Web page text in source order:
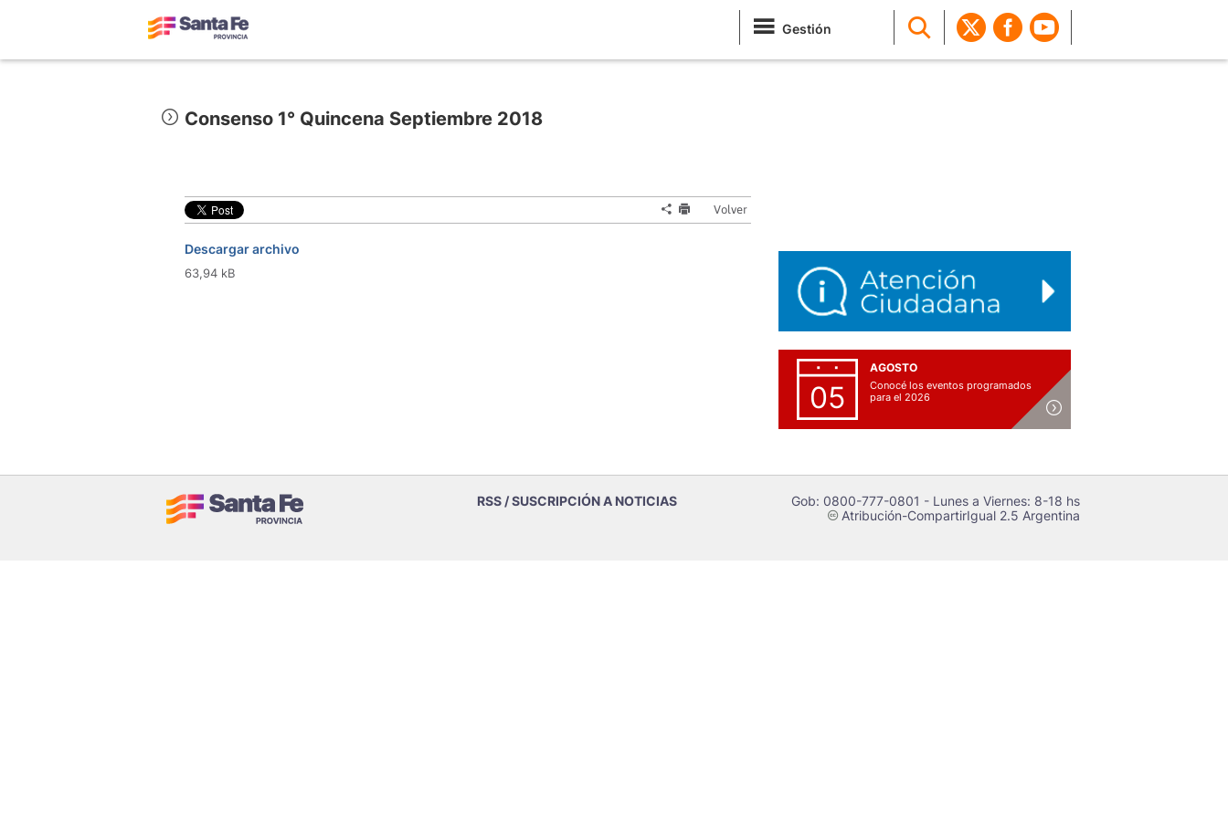
Gestión
Consenso 1° Quincena Septiembre 2018
Volver
Descargar archivo
63,94 kB
05
AGOSTO
Conocé los eventos programados
para el 2026
RSS / SUSCRIPCIÓN A NOTICIAS Gob: 0800-777-0801 - Lunes a Viernes: 8-18 hs
cAtribución-CompartirIgual 2.5 Argentina